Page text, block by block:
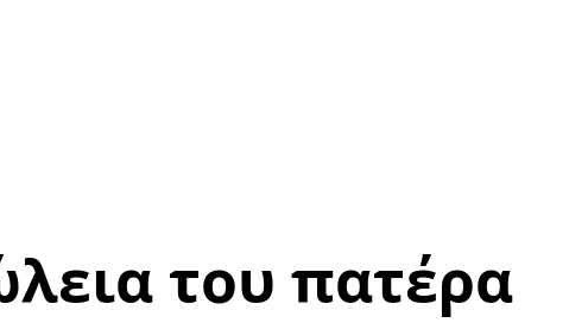
του πατέρα